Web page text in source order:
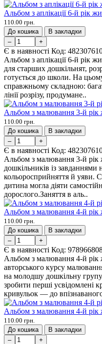
Альбом з аплікації 6-й рік
110.00 грн.
До кошика
В закладки
–
+
Є в наявності Код:
Альбом з аплікації 6-й рік
для старших дошкільнят,
готується до школи. На
справжньому складною:
лінії розрізу, продумане..
Альбом з малювання 3-й рік
110.00 грн.
До кошика
В закладки
–
+
Є в наявності Код:
Альбом з малювання 3-й
дошкільників із завданнями
кольоросприйняття й уяви.
дитина могла діяти
дорослого.Заняття в аль..
Альбом з малювання 4-й рік
110.00 грн.
До кошика
В закладки
–
+
Є в наявності Код:
Альбом з малювання 4-й
авторського курсу
на молодшу дошкільну
зробити перші усвідомлені
кривульок — до
Альбом з малювання 4-й рік
110.00 грн.
До кошика
В закладки
–
+